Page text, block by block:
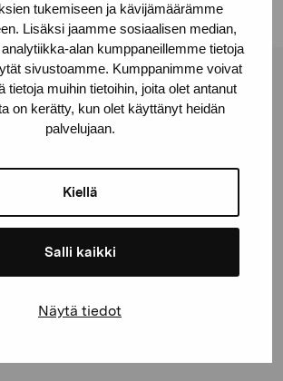
tukemiseen ja kävijämäärämme
Lisäksi jaamme sosiaalisen median,
alan kumppaneillemme tietoja
sivustoamme. Kumppanimme voivat
tietoja muihin tietoihin, joita olet antanut
on kerätty, kun olet käyttänyt heidän
palvelujaan.
Kiellä
Salli kaikki
Näytä tiedot
Foundation
6339